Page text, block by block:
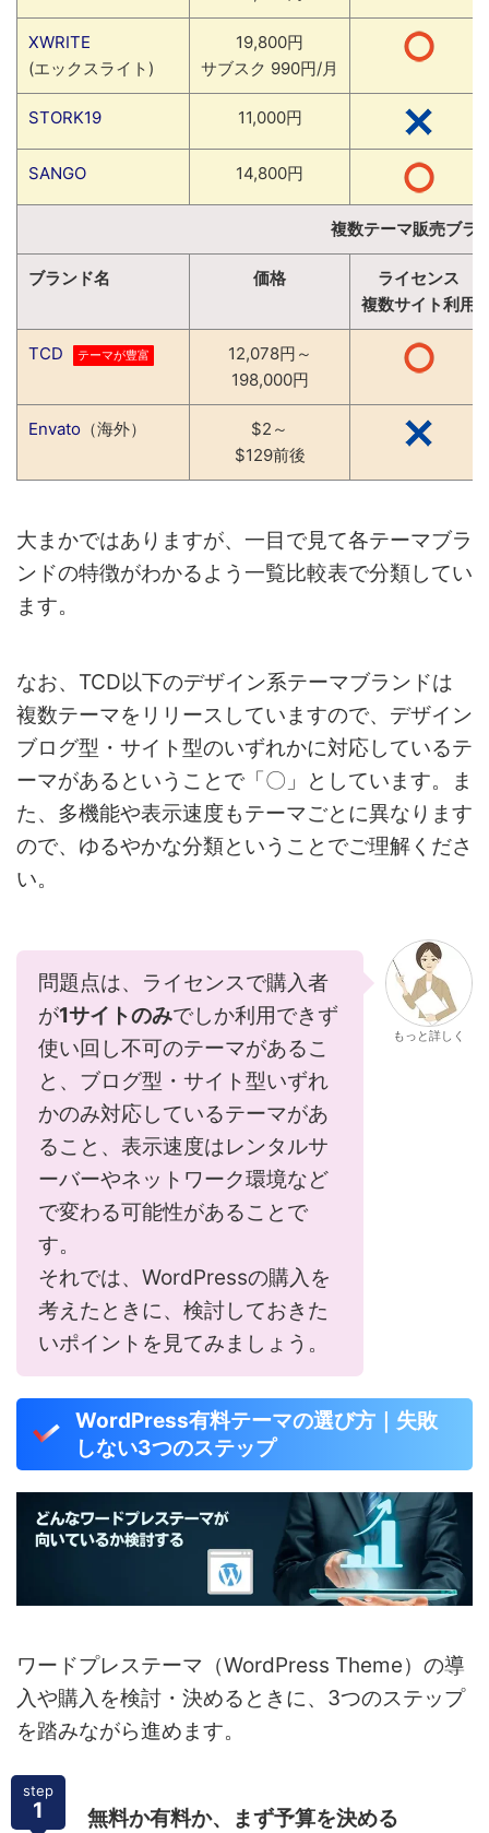
XWRITE
(エックスライト)
19,800円
サブスク 990円/月
STORK19 11,000円
SANGO 14,800円
複数テーマ販売ブラ
ブランド名 価格
ライセンス
複数サイト利用
TCD テーマが豊富
12,078円～
198,000円
Envato （海外）
$2～
$129前後
大まかではありますが、一目で見て各テーマブラ
ンドの特徴がわかるよう一覧比較表で分類してい
ます。
なお、TCD以下のデザイン系テーマブランドは
複数テーマをリリースしていますので、デザイン
ブログ型・サイト型のいずれかに対応しているテ
ーマがあるということで「〇」としています。ま
た、多機能や表示速度もテーマごとに異なります
ので、ゆるやかな分類ということでご理解くださ
い。
問題点は、ライセンスで購入者
が1サイトのみでしか利用できず
使い回し不可のテーマがあるこ
と、ブログ型・サイト型いずれ
かのみ対応しているテーマがあ
ること、表示速度はレンタルサ
ーバーやネットワーク環境など
で変わる可能性があることで
す。
それでは、WordPressの購入を
考えたときに、検討しておきた
いポイントを見てみましょう。
もっと詳しく
WordPress有料テーマの選び方｜失敗
しない3つのステップ
ワードプレステーマ（WordPress Theme）の導
入や購入を検討・決めるときに、3つのステップ
を踏みながら進めます。
step
1 無料か有料か、まず予算を決める